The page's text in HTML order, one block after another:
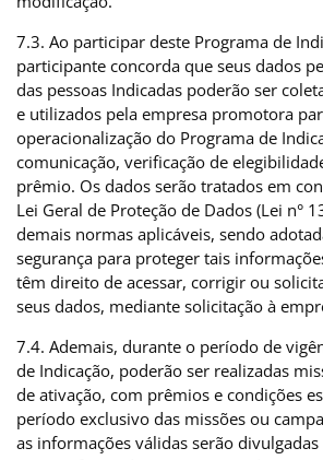
7.3. Ao participar deste Programa de
participante concorda que seus dados
das pessoas Indicadas poderão ser
e utilizados pela empresa promotora
operacionalização do Programa de
comunicação, verificação de
prêmio. Os dados serão tratados em
Lei Geral de Proteção de Dados (Lei n°
demais normas aplicáveis, sendo
segurança para proteger tais
têm direito de acessar, corrigir ou
seus dados, mediante solicitação à
7.4. Ademais, durante o período de
de Indicação, poderão ser realizadas
de ativação, com prêmios e condições
período exclusivo das missões ou
as informações válidas serão